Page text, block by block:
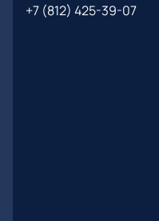
+7 (812) 425-39-07